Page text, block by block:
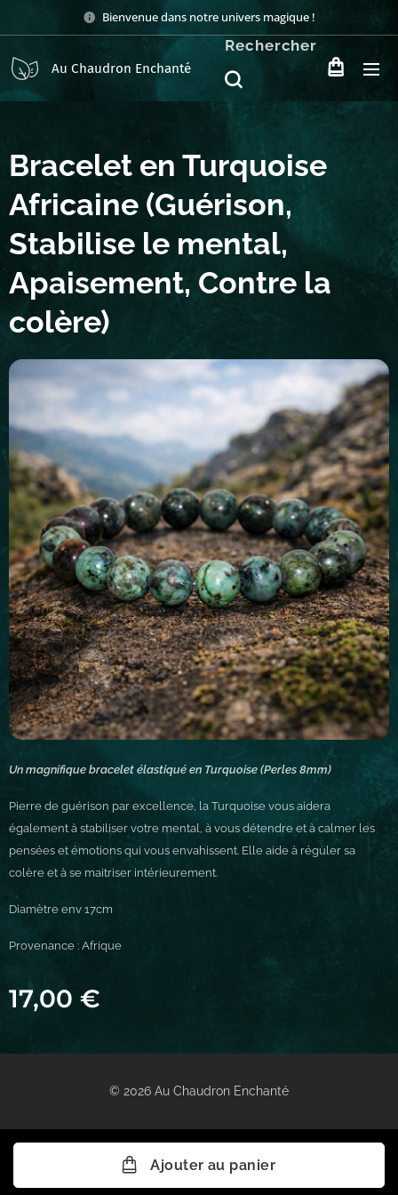
Bienvenue dans notre univers magique !
Au Chaudron Enchanté
Rechercher
Bracelet en Turquoise
Africaine (Guérison,
Stabilise le mental,
Apaisement, Contre la
colère)
Un magnifique bracelet élastiqué en Turquoise (Perles 8mm)
Pierre de guérison par excellence, la Turquoise vous aidera
également à stabiliser votre mental, à vous détendre et à calmer les
pensées et émotions qui vous envahissent. Elle aide à réguler sa
colère et à se maitriser intérieurement.
Diamètre env 17cm
Provenance : Afrique
17,00 €
Ajouter au panier
© 2026 Au Chaudron Enchanté